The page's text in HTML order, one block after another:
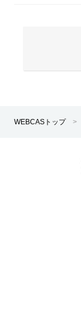
WEBCASトップ >